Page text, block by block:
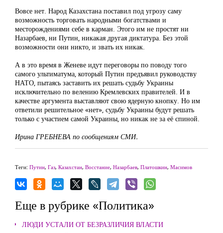
Вовсе нет. Народ Казахстана поставил под угрозу саму
возможность торговать народными богатствами и
месторождениями себе в карман. Этого им не простят ни
Назарбаев, ни Путин, никакая другая диктатура. Без этой
возможности они никто, и звать их никак.
А в это время в Женеве идут переговоры по поводу того
самого ультиматума, который Путин предъявил руководству
НАТО, пытаясь заставить их решать судьбу Украины
исключительно по велению Кремлевских правителей. И в
качестве аргумента выставляют свою ядерную кнопку. Но им
ответили решительное «нет», судьбу Украины будут решать
только с участием самой Украины, но никак не за её спиной.
Ирина ГРЕБНЕВА по сообщениям СМИ.
Теги: Путин, Газ, Казахстан, Восстание, Назарбаев, Платошкин, Масимов
Еще в рубрике «Политика»
ЛЮДИ УСТАЛИ ОТ БЕЗРАЗЛИЧИЯ ВЛАСТИ